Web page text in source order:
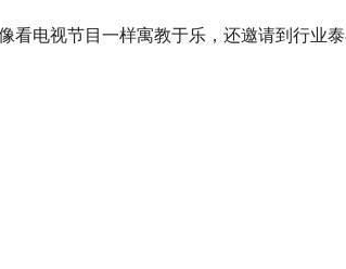
看电视节目一样寓教于乐，还邀请到行业